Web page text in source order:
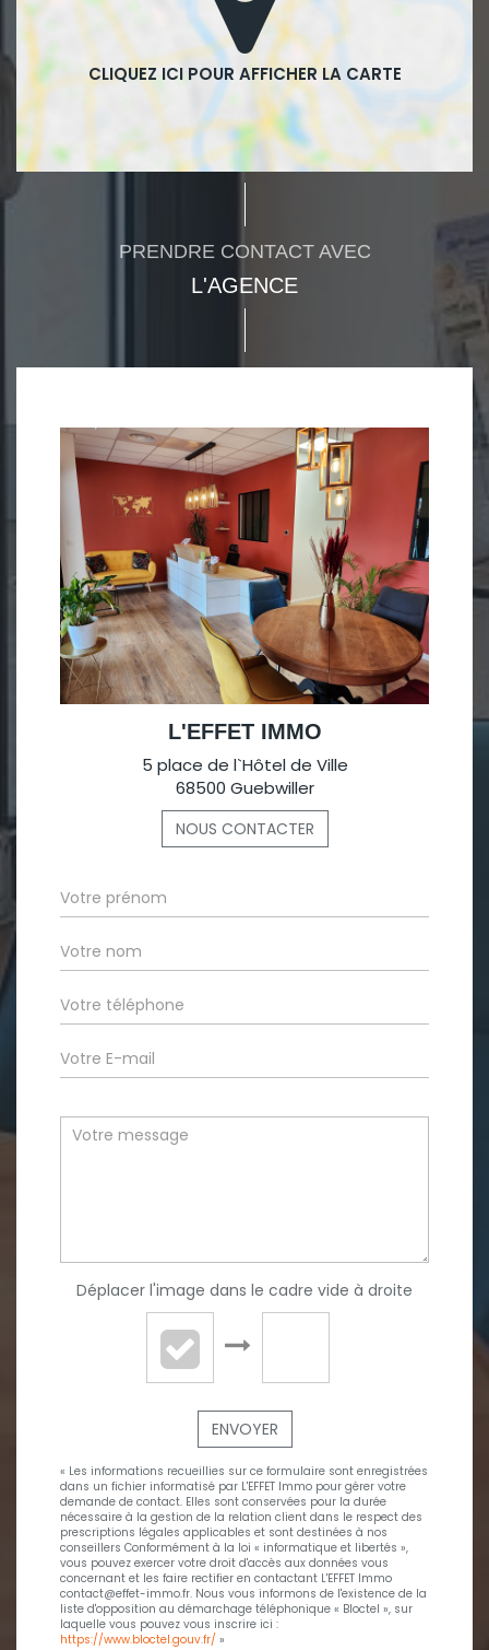
PRENDRE CONTACT AVEC
L'AGENCE
L'EFFET IMMO
5 place de l`Hôtel de Ville
68500 Guebwiller
NOUS CONTACTER
Déplacer l'image dans le cadre vide à droite
ENVOYER
« Les informations recueillies sur ce formulaire sont enregistrées
dans un fichier informatisé par L'EFFET Immo pour gérer votre
demande de contact. Elles sont conservées pour la durée
nécessaire à la gestion de la relation client dans le respect des
prescriptions légales applicables et sont destinées à nos
conseillers Conformément à la loi « informatique et libertés »,
vous pouvez exercer votre droit d'accès aux données vous
concernant et les faire rectifier en contactant L'EFFET Immo
contact@effet-immo.fr. Nous vous informons de l'existence de la
liste d'opposition au démarchage téléphonique « Bloctel », sur
laquelle vous pouvez vous inscrire ici :
https://www.bloctel.gouv.fr/ »